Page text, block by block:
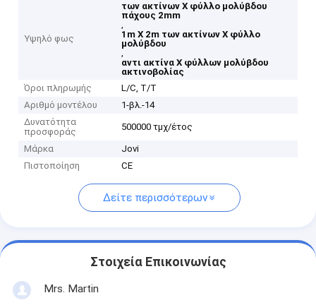
Υψηλό φως
των ακτίνων X φύλλο μολύβδου
πάχους 2mm
,
1m X 2m των ακτίνων X φύλλο
μολύβδου
,
αντι ακτίνα X φύλλων μολύβδου
ακτινοβολίας
Όροι πληρωμής
L/C, T/T
Αριθμό μοντέλου
1-βλ.-14
Δυνατότητα
προσφοράς
500000 τμχ/έτος
Μάρκα
Jovi
Πιστοποίηση
CE
Δείτε περισσότερων
Στοιχεία Επικοινωνίας
Mrs. Martin